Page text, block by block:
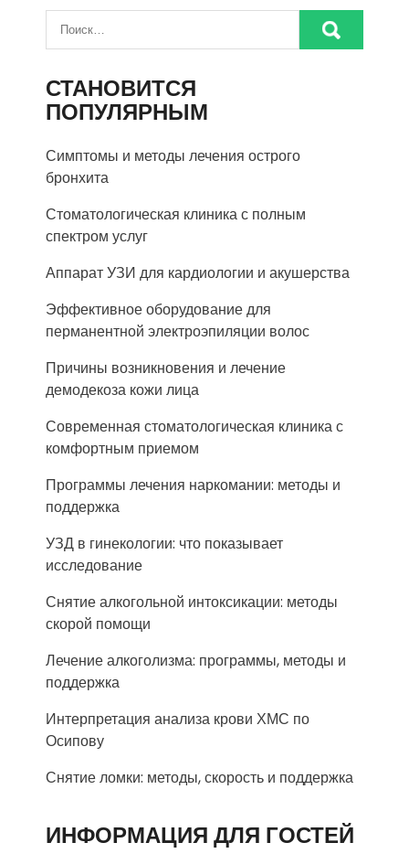
СТАНОВИТСЯ
ПОПУЛЯРНЫМ
Симптомы и методы лечения острого
бронхита
Стоматологическая клиника с полным
спектром услуг
Аппарат УЗИ для кардиологии и акушерства
Эффективное оборудование для
перманентной электроэпиляции волос
Причины возникновения и лечение
демодекоза кожи лица
Современная стоматологическая клиника с
комфортным приемом
Программы лечения наркомании: методы и
поддержка
УЗД в гинекологии: что показывает
исследование
Снятие алкогольной интоксикации: методы
скорой помощи
Лечение алкоголизма: программы, методы и
поддержка
Интерпретация анализа крови ХМС по
Осипову
Снятие ломки: методы, скорость и поддержка
ИНФОРМАЦИЯ ДЛЯ ГОСТЕЙ